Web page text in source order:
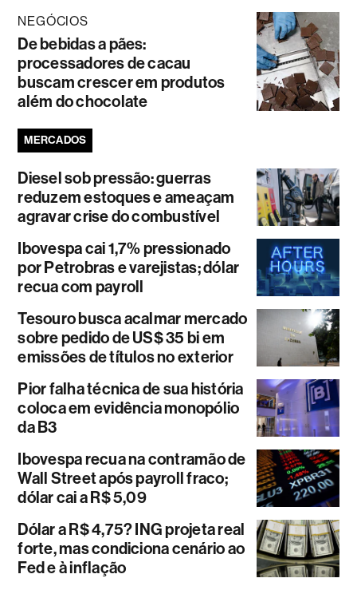
NEGÓCIOS
De bebidas a pães:
processadores de cacau
buscam crescer em produtos
além do chocolate
MERCADOS
Diesel sob pressão: guerras
reduzem estoques e ameaçam
agravar crise do combustível
Ibovespa cai 1,7% pressionado
por Petrobras e varejistas; dólar
recua com payroll
Tesouro busca acalmar mercado
sobre pedido de US$ 35 bi em
emissões de títulos no exterior
Pior falha técnica de sua história
coloca em evidência monopólio
da B3
Ibovespa recua na contramão de
Wall Street após payroll fraco;
dólar cai a R$ 5,09
Dólar a R$ 4,75? ING projeta real
forte, mas condiciona cenário ao
Fed e à inflação